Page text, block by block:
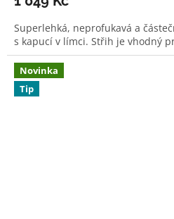
Superlehká, neprofukavá a
s kapucí v límci. Střih je vhodný
Novinka
Tip